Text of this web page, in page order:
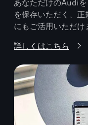
あなただけのAudi
を保存いただく、
にもご活用いただけ
詳しくはこちら